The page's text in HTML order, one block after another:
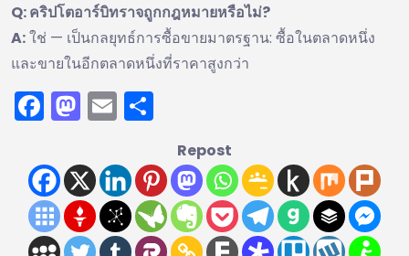
Q: คริปโตอาร์บิทราจถูกกฎหมายหรือไม่?
A:ใช่ — เป็นกลยุทธ์การซื้อขายมาตรฐาน: ซื้อในตลาดหนึ่ง
และขายในอีกตลาดหนึ่งที่ราคาสูงกว่า
Facebook
Mastodon
Email
Repost